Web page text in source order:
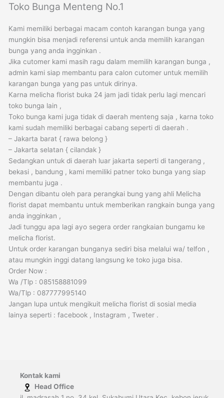
Toko Bunga Menteng No.1
Kami memiliki berbagai macam contoh karangan bunga yang
mungkin bisa menjadi referensi untuk anda memilih karangan
bunga yang anda ingginkan .
Jika cutomer kami masih ragu dalam memilih karangan bunga ,
admin kami siap membantu para calon cutomer untuk memilih
karangan bunga yang pas untuk dirinya.
Karna melicha florist buka 24 jam jadi tidak perlu lagi mencari
toko bunga lain ,
Toko bunga kami juga tidak di daerah menteng saja , karna toko
kami sudah memiliki berbagai cabang seperti di daerah .
– Jakarta barat { rawa belong }
– Jakarta selatan { cilandak }
Sedangkan untuk di daerah luar jakarta seperti di tangerang ,
bekasi , bandung , kami memiliki patner toko bunga yang siap
membantu juga .
Dengan dibantu oleh para perangkai bung yang ahli Melicha
florist dapat membantu untuk memberikan rangkain bunga yang
anda ingginkan ,
Jadi tunggu apa lagi ayo segera order rangkaian bungamu ke
melicha florist.
Untuk order karangan bunganya sediri bisa melalui wa/ telfon ,
atau mungkin inggi datang langsung ke toko juga bisa.
Order Now :
Wa /Tlp : 085158881099
Wa/Tlp : 087777995140
Jangan lupa untuk mengikuit melicha florist di sosial media
lainya seperti : facebook , Instagram , Tweter .
Kontak kami
Head Office